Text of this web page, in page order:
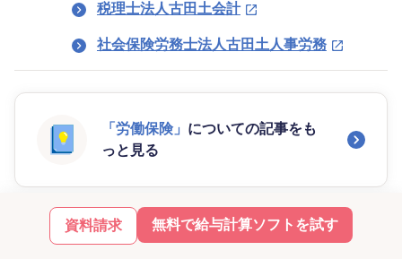
資料請求 無料で給与計算ソフトを試す
税理士法人古田土会計
社会保険労務士法人古田土人事労務
「労働保険」 についての記事をも
っと見る
この記事を読んだ人が読んでいる記